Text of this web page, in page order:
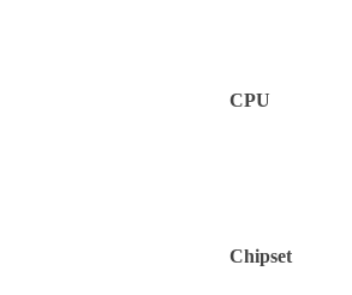
CPU
Chipset